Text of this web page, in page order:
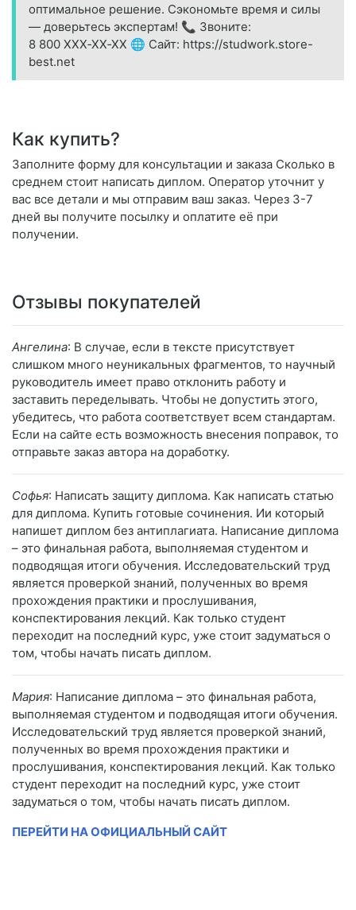
оптимальное решение. Сэкономьте время и силы
— доверьтесь экспертам! 📞 Звоните:
8 800 XXX‑XX‑XX 🌐 Сайт: https://studwork.store-
best.net
Как купить?
Заполните форму для консультации и заказа Сколько в
среднем стоит написать диплом. Оператор уточнит у
вас все детали и мы отправим ваш заказ. Через 3-7
дней вы получите посылку и оплатите её при
получении.
Отзывы покупателей
Ангелина: В случае, если в тексте присутствует
слишком много неуникальных фрагментов, то научный
руководитель имеет право отклонить работу и
заставить переделывать. Чтобы не допустить этого,
убедитесь, что работа соответствует всем стандартам.
Если на сайте есть возможность внесения поправок, то
отправьте заказ автора на доработку.
Софья: Написать защиту диплома. Как написать статью
для диплома. Купить готовые сочинения. Ии который
напишет диплом без антиплагиата. Написание диплома
– это финальная работа, выполняемая студентом и
подводящая итоги обучения. Исследовательский труд
является проверкой знаний, полученных во время
прохождения практики и прослушивания,
конспектирования лекций. Как только студент
переходит на последний курс, уже стоит задуматься о
том, чтобы начать писать диплом.
Мария: Написание диплома – это финальная работа,
выполняемая студентом и подводящая итоги обучения.
Исследовательский труд является проверкой знаний,
полученных во время прохождения практики и
прослушивания, конспектирования лекций. Как только
студент переходит на последний курс, уже стоит
задуматься о том, чтобы начать писать диплом.
ПЕРЕЙТИ НА ОФИЦИАЛЬНЫЙ САЙТ